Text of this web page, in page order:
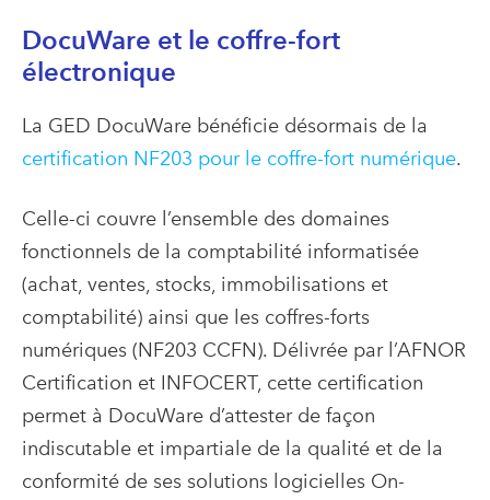
DocuWare et le coffre-fort
électronique
La GED DocuWare bénéficie désormais de la
certification NF203 pour le coffre-fort numérique.
Celle-ci couvre l’ensemble des domaines
fonctionnels de la comptabilité informatisée
(achat, ventes, stocks, immobilisations et
comptabilité) ainsi que les coffres-forts
numériques (NF203 CCFN). Délivrée par l’AFNOR
Certification et INFOCERT, cette certification
permet à DocuWare d’attester de façon
indiscutable et impartiale de la qualité et de la
conformité de ses solutions logicielles On-